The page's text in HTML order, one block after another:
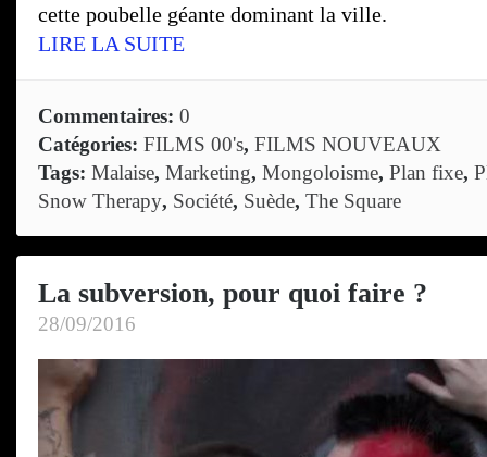
cette poubelle géante dominant la ville.
LIRE LA SUITE
Commentaires: 0
Catégories: FILMS 00's, FILMS NOUVEAUX
Tags: Malaise, Marketing, Mongoloisme, Plan fixe,
Snow Therapy, Société, Suède, The Square
La subversion, pour quoi faire ?
28/09/2016